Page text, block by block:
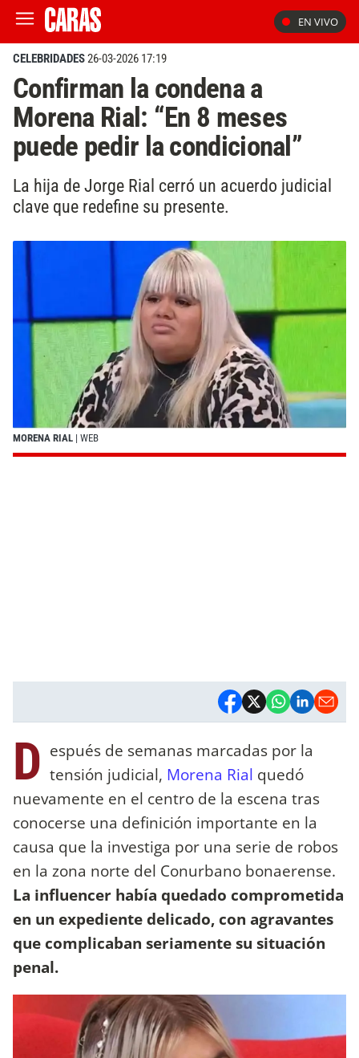
EN VIVO
CELEBRIDADES26-03-2026 17:19
Confirman la condena a
Morena Rial: “En 8 meses
puede pedir la condicional”
La hija de Jorge Rial cerró un acuerdo judicial
clave que redefine su presente.
MORENA RIAL | WEB
D espués de semanas marcadas por la
tensión judicial, Morena Rial quedó
nuevamente en el centro de la escena tras
conocerse una definición importante en la
causa que la investiga por una serie de robos
en la zona norte del Conurbano bonaerense.
La influencer había quedado comprometida
en un expediente delicado, con agravantes
que complicaban seriamente su situación
penal.